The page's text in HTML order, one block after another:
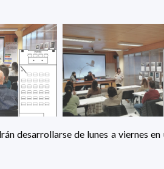
desarrollarse de lunes a viernes